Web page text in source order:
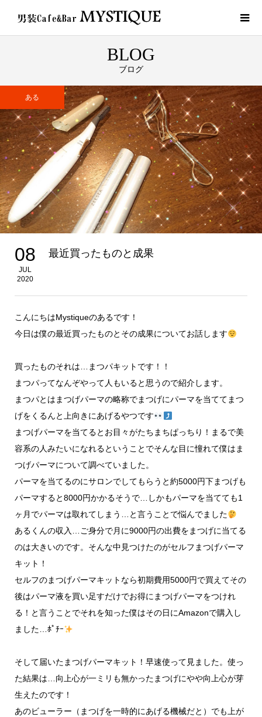
BLOG
ブログ
ある
08
JUL
2020
最近買ったものと成果
こんにちはMystiqueのあるです！
今日は僕の最近買ったものとその成果についてお話します
買ったものそれは…まつパキットです！！
まつパってなんぞやって人もいると思うので紹介します。
まつパとはまつげパーマの略称でまつげにパーマを当ててまつ
げをくるんと上向きにあげるやつです
まつげパーマを当てるとお目々がたちまちぱっちり！まるで美
容系の人みたいになれるということでそんな目に憧れて僕はま
つげパーマについて調べていました。
パーマを当てるのにサロンでしてもらうと約5000円下まつげも
パーマすると8000円かかるそうで…しかもパーマを当てても1
ヶ月でパーマは取れてしまう…と言うことで悩んでました
あるくんの収入…ご身分で月に9000円の出費をまつげに当てる
のは大きいのです。そんな中見つけたのがセルフまつげパーマ
キット！
セルフのまつげパーマキットなら初期費用5000円で買えてその
後はパーマ液を買い足すだけでお得にまつげパーマをつけれ
る！と言うことでそれを知った僕はその日にAmazonで購入し
ました…ﾎﾟﾁｰ
そして届いたまつげパーマキット！早速使って見ました。使っ
た結果は…向上心が一ミリも無かったまつげにやや向上心が芽
生えたのです！
あのビューラー（まつげを一時的にあげる機械だと）でも上が